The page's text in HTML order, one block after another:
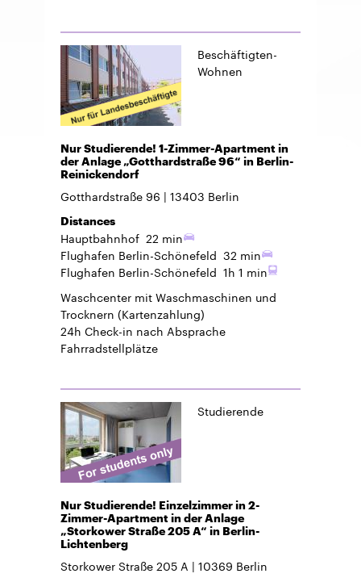
Beschäftigten-
Wohnen
Nur Studierende! 1-Zimmer-Apartment in
der Anlage „Gotthardstraße 96“ in Berlin-
Reinickendorf
Gotthardstraße 96 13403 Berlin
Distances
Hauptbahnhof 22 min
Flughafen Berlin-Schönefeld 32 min
Flughafen Berlin-Schönefeld 1h 1 min
Waschcenter mit Waschmaschinen und
Trocknern (Kartenzahlung)
24h Check-in nach Absprache
Fahrradstellplätze
Studierende
Nur Studierende! Einzelzimmer in 2-
Zimmer-Apartment in der Anlage
„Storkower Straße 205 A“ in Berlin-
Lichtenberg
Storkower Straße 205 A 10369 Berlin